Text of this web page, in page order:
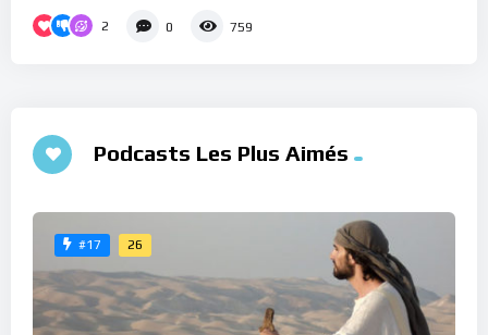
2 0 759
Podcasts Les Plus Aimés
#17 26